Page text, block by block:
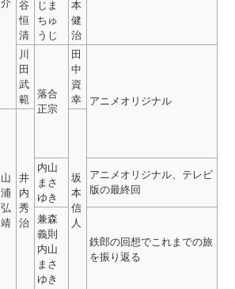
介
谷
恒
清
じま
ちゅ
うじ
本
健
治
川
田
武
範
落合
正宗
田
中
資
幸
アニメオリジナル
山
浦
弘
靖
井
内
秀
治
坂
本
信
人
内山
まさ
ゆき
アニメオリジナル、テレビ
版の最終回
兼森
義則
内山
まさ
ゆき
鉄郎の回想でこれまでの旅
を振り返る